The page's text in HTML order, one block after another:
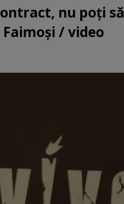
nu poți să
/ video